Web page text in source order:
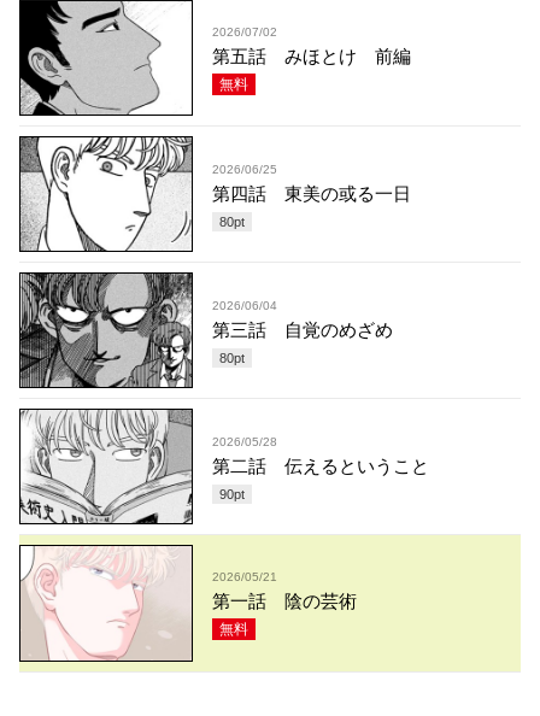
2026/07/02
第五話 みほとけ 前編
無料
2026/06/25
第四話 東美の或る一日
80pt
2026/06/04
第三話 自覚のめざめ
80pt
2026/05/28
第二話 伝えるということ
90pt
2026/05/21
第一話 陰の芸術
無料